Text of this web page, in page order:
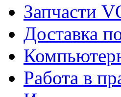
Запчасти
Доставка
Работа в